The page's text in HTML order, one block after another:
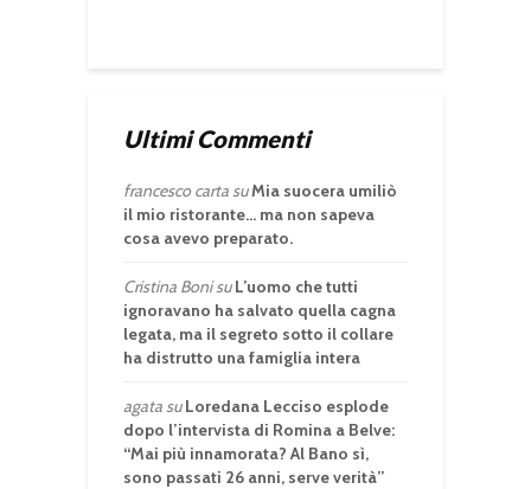
Ultimi Commenti
francesco cartasuMia suocera umiliò
il mio ristorante… ma non sapeva
cosa avevo preparato.
Cristina BonisuL’uomo che tutti
ignoravano ha salvato quella cagna
legata, ma il segreto sotto il collare
ha distrutto una famiglia intera
agatasuLoredana Lecciso esplode
dopo l’intervista di Romina a Belve:
“Mai più innamorata? Al Bano sì,
sono passati 26 anni, serve verità”